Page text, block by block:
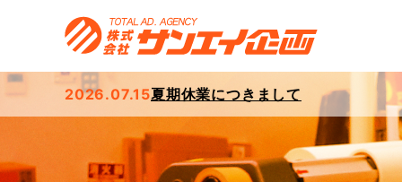
2026.07.15夏期休業につきまして